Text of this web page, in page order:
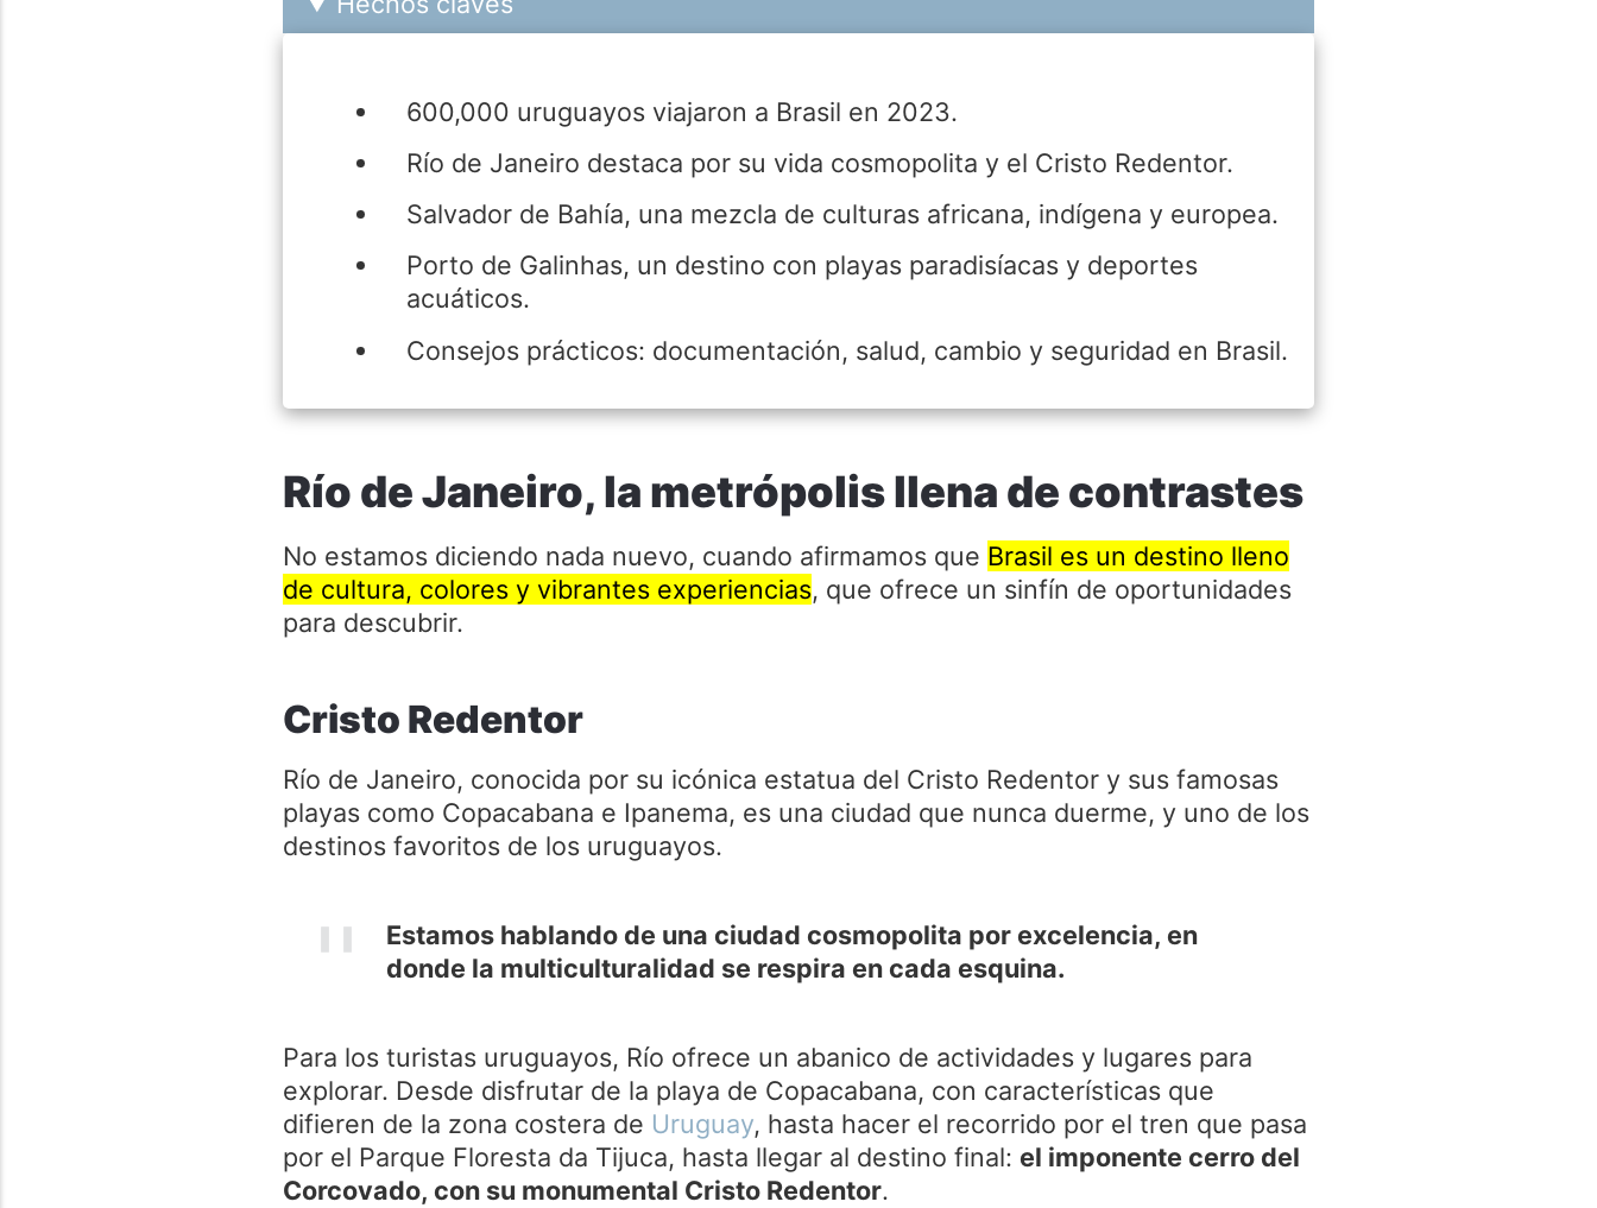
600,000 uruguayos viajaron a Brasil en 2023.
Río de Janeiro destaca por su vida cosmopolita y el Cristo Redentor.
Salvador de Bahía, una mezcla de culturas africana, indígena y europea.
Porto de Galinhas, un destino con playas paradisíacas y deportes
acuáticos.
Consejos prácticos: documentación, salud, cambio y seguridad en Brasil.
Río de Janeiro, la metrópolis llena de contrastes
No estamos diciendo nada nuevo, cuando afirmamos que Brasil es un destino lleno
de cultura, colores y vibrantes experiencias, que ofrece un sinfín de oportunidades
para descubrir.
Cristo Redentor
Río de Janeiro, conocida por su icónica estatua del Cristo Redentor y sus famosas
playas como Copacabana e Ipanema, es una ciudad que nunca duerme, y uno de los
destinos favoritos de los uruguayos.
Estamos hablando de una ciudad cosmopolita por excelencia, en
donde la multiculturalidad se respira en cada esquina.
Para los turistas uruguayos, Río ofrece un abanico de actividades y lugares para
explorar. Desde disfrutar de la playa de Copacabana, con características que
difieren de la zona costera de Uruguay, hasta hacer el recorrido por el tren que pasa
por el Parque Floresta da Tijuca, hasta llegar al destino final: el imponente cerro del
Corcovado, con su monumental Cristo Redentor.